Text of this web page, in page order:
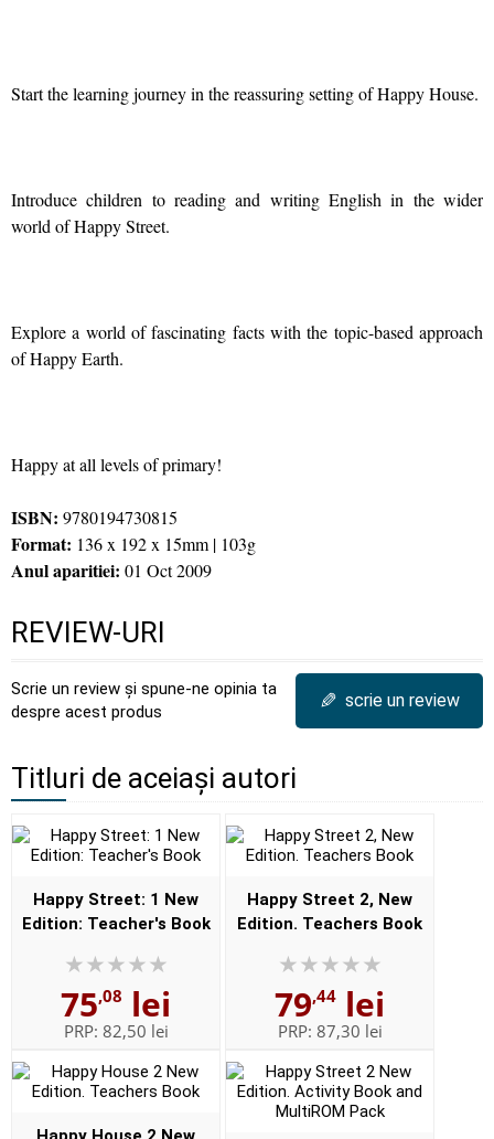
Start the learning journey in the reassuring setting of Happy House.
Introduce children to reading and writing English in the wider
world of Happy Street.
Explore a world of fascinating facts with the topic-based approach
of Happy Earth.
Happy at all levels of primary!
ISBN: 9780194730815
Format: 136 x 192 x 15mm | 103g
Anul aparitiei: 01 Oct 2009
REVIEW-URI
Scrie un review și spune-ne opinia ta
despre acest produs
✎ scrie un review
Titluri de aceiași autori
Happy Street: 1 New
Edition: Teacher's Book
75,08 lei
PRP: 82,50 lei
Happy Street 2, New
Edition. Teachers Book
79,44 lei
PRP: 87,30 lei